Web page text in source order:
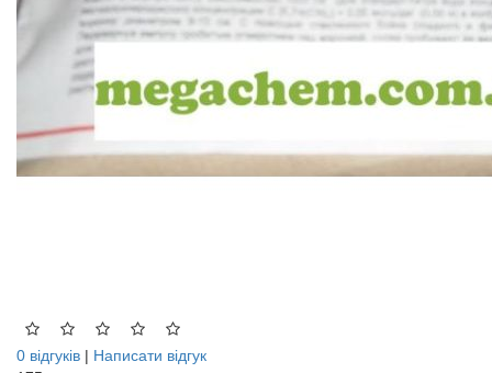
0 відгуків | Написати відгук